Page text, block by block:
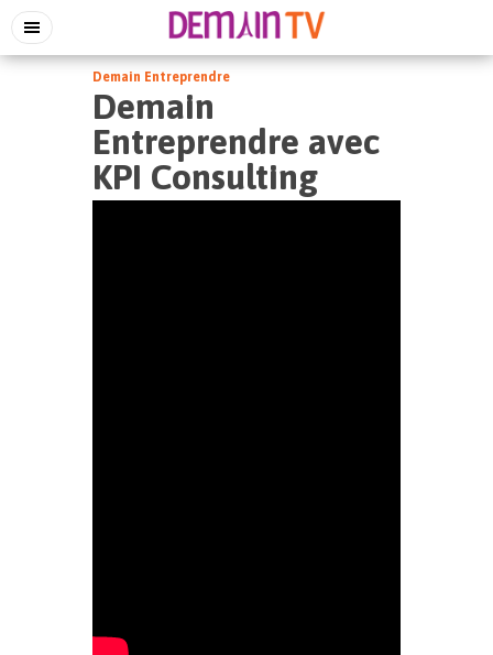
Demain Entreprendre
Demain
Entreprendre avec
KPI Consulting